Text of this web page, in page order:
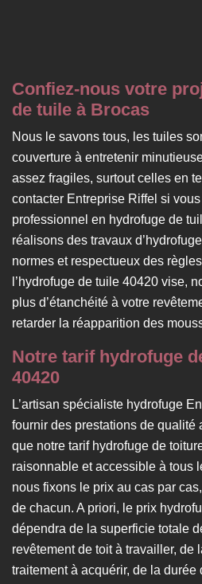
Confiez-nous votre
de tuile à Brocas
Nous le savons tous, les tuiles
couverture à entretenir
assez fragiles, surtout celles en
contacter Entreprise Riffel si
professionnel en hydrofuge de
réalisons des travaux
normes et respectueux des
l’hydrofuge de tuile 40420 vise,
plus d’étanchéité à votre
retarder la réapparition des
Notre tarif hydrofuge
40420
L’artisan spécialiste hydrofuge
fournir des prestations de qualité
que notre tarif hydrofuge de
raisonnable et accessible à tous
nous fixons le prix au cas par
de chacun. A priori, le prix
dépendra de la superficie totale
revêtement de toit à travailler, de
traitement à acquérir, de la durée